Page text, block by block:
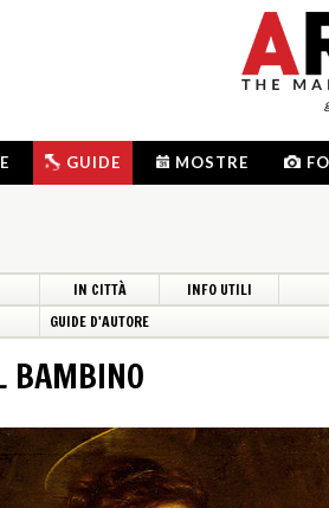
GUIDE MOSTRE
IN CITTÀ
INFO UTILI
GUIDE D'AUTORE
BAMBINO